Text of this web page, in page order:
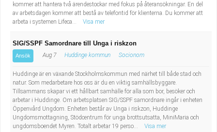
kommer att hantera två ärendestockar med fokus på återansökningar. En del
av arbetsdagen kommer att bestå av telefontid för klienterna. Du kommer att
arbeta i systemen Lifeca...
Visa mer
SIG/SSPF Samordnare till Unga i riskzon
Ansök Aug 7 Huddinge kommun Socionom
Huddinge är en växande Stockholmskommun med närhet till både stad och
natur. Som medarbetare hos oss är du en viktig samhällsbyggare.
Tillsammans skapar vi ett hållbart samhälle för alla som bor, besöker och
arbetar i Huddinge. Om arbetsplatsen SIG/SSPF samordnare ingår i enheten
Öppenvård Ungdom. Enheten består av Unga i riskzon, Huddinge
Ungdomsmottagning, Stödcentrum för unga brottsutsatta, MiniMaria och
ungdomsboendet Myren. Totalt arbetar 19 perso...
Visa mer